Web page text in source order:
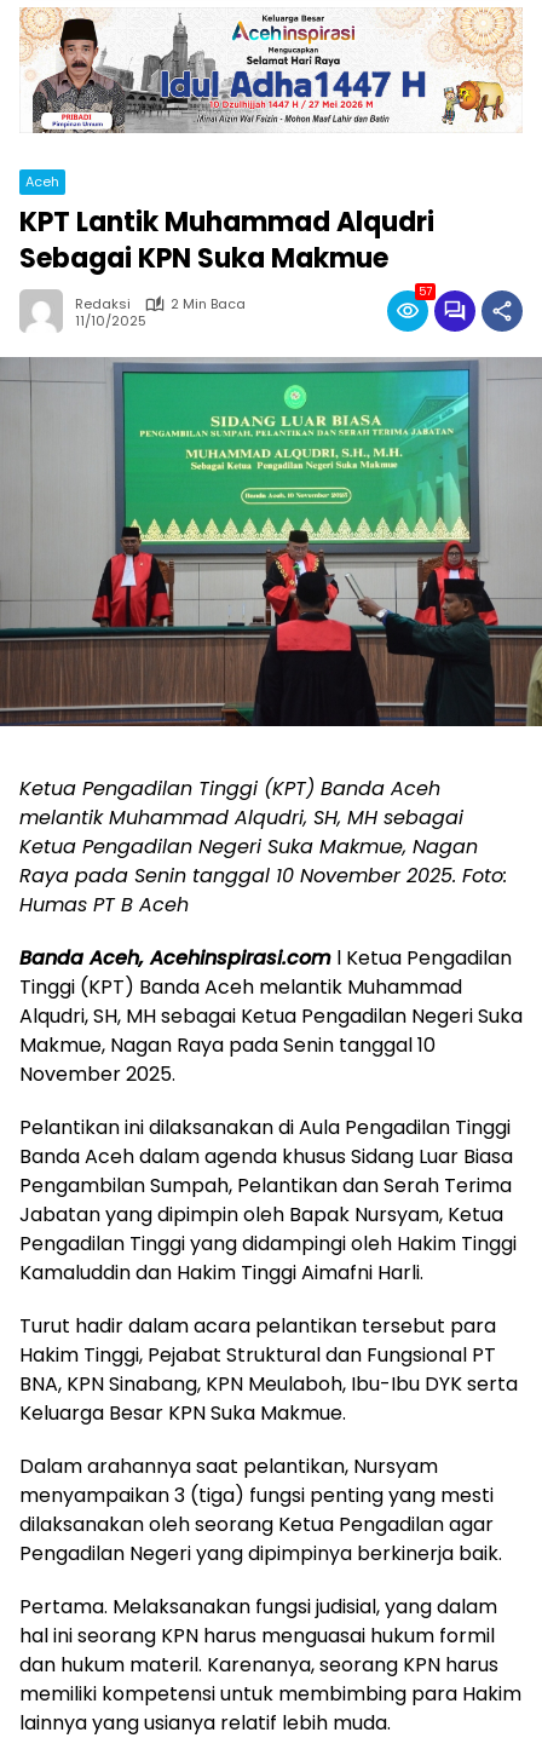
Aceh
KPT Lantik Muhammad Alqudri
Sebagai KPN Suka Makmue
Redaksi
2 Min Baca
11/10/2025
57
Ketua Pengadilan Tinggi (KPT) Banda Aceh
melantik Muhammad Alqudri, SH, MH sebagai
Ketua Pengadilan Negeri Suka Makmue, Nagan
Raya pada Senin tanggal 10 November 2025. Foto:
Humas PT B Aceh
Banda Aceh, Acehinspirasi.com l Ketua Pengadilan
Tinggi (KPT) Banda Aceh melantik Muhammad
Alqudri, SH, MH sebagai Ketua Pengadilan Negeri Suka
Makmue, Nagan Raya pada Senin tanggal 10
November 2025.
Pelantikan ini dilaksanakan di Aula Pengadilan Tinggi
Banda Aceh dalam agenda khusus Sidang Luar Biasa
Pengambilan Sumpah, Pelantikan dan Serah Terima
Jabatan yang dipimpin oleh Bapak Nursyam, Ketua
Pengadilan Tinggi yang didampingi oleh Hakim Tinggi
Kamaluddin dan Hakim Tinggi Aimafni Harli.
Turut hadir dalam acara pelantikan tersebut para
Hakim Tinggi, Pejabat Struktural dan Fungsional PT
BNA, KPN Sinabang, KPN Meulaboh, Ibu-Ibu DYK serta
Keluarga Besar KPN Suka Makmue.
Dalam arahannya saat pelantikan, Nursyam
menyampaikan 3 (tiga) fungsi penting yang mesti
dilaksanakan oleh seorang Ketua Pengadilan agar
Pengadilan Negeri yang dipimpinya berkinerja baik.
Pertama. Melaksanakan fungsi judisial, yang dalam
hal ini seorang KPN harus menguasai hukum formil
dan hukum materil. Karenanya, seorang KPN harus
memiliki kompetensi untuk membimbing para Hakim
lainnya yang usianya relatif lebih muda.